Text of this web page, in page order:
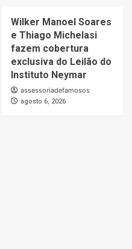
Wilker Manoel Soares
e Thiago Michelasi
fazem cobertura
exclusiva do Leilão do
Instituto Neymar
assessoriadefamosos
agosto 6, 2026